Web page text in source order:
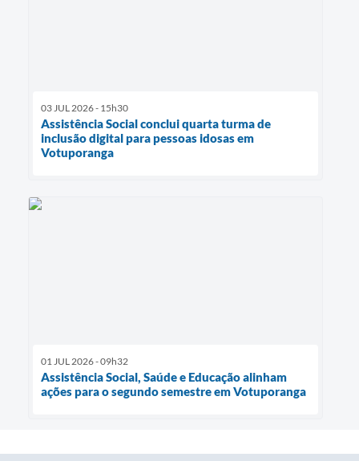
03 JUL 2026 - 15h30
Assistência Social conclui quarta turma de
inclusão digital para pessoas idosas em
Votuporanga
01 JUL 2026 - 09h32
Assistência Social, Saúde e Educação alinham
ações para o segundo semestre em Votuporanga